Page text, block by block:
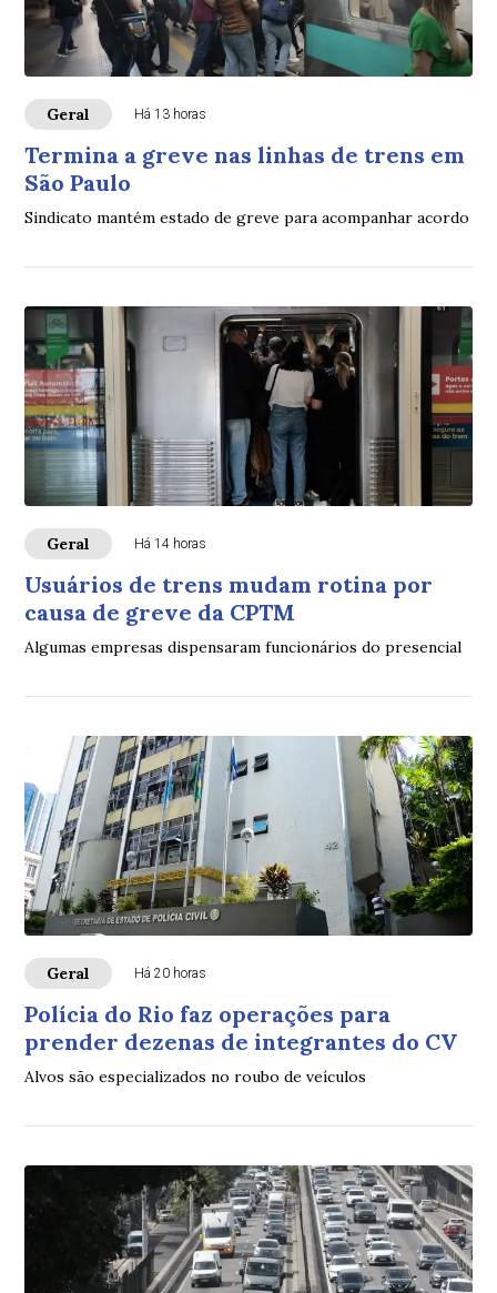
Geral Há 13 horas
Termina a greve nas linhas de trens em
São Paulo
Sindicato mantém estado de greve para acompanhar acordo
Geral Há 14 horas
Usuários de trens mudam rotina por
causa de greve da CPTM
Algumas empresas dispensaram funcionários do presencial
Geral Há 20 horas
Polícia do Rio faz operações para
prender dezenas de integrantes do CV
Alvos são especializados no roubo de veículos